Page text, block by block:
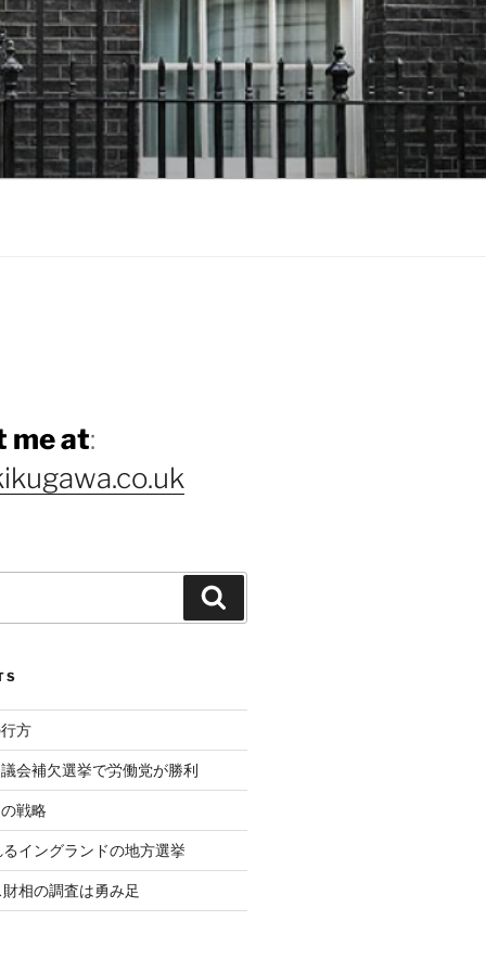
me at:
方
会補欠選挙で労働党が勝利
戦略
イングランドの地方選挙
相の調査は勇み足